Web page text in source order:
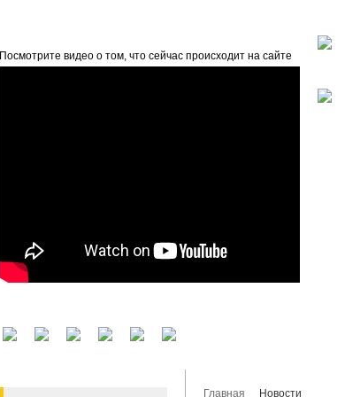
Посмотрите видео о том, что сейчас происходит на сайте
Главная Новости